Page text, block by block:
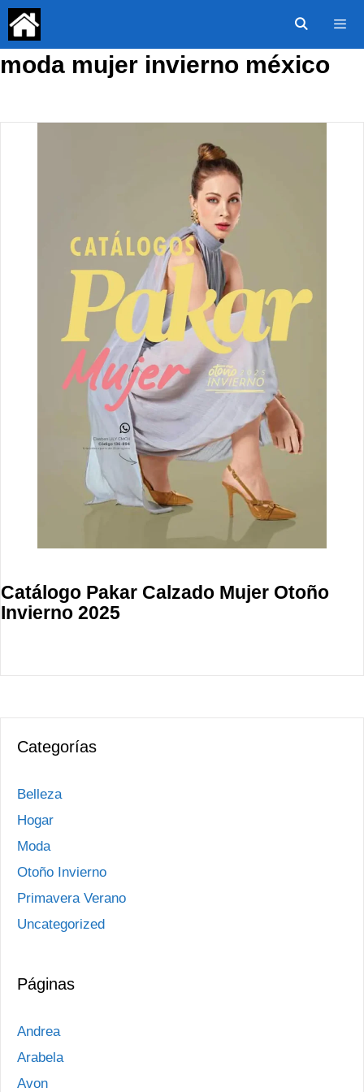
Saltar
contenido
moda mujer invierno méxico
Catálogo Pakar Calzado Mujer Otoño
Invierno 2025
Categorías
Belleza
Hogar
Moda
Otoño Invierno
Primavera Verano
Uncategorized
Páginas
Andrea
Arabela
Avon